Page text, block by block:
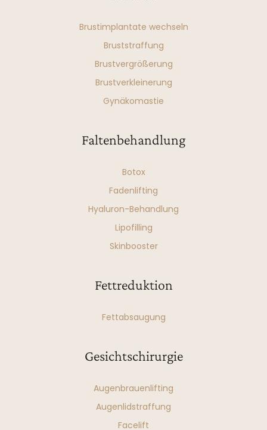
Brustimplantate wechseln
Bruststraffung
Brustvergrößerung
Brustverkleinerung
Gynäkomastie
Faltenbehandlung
Botox
Fadenlifting
Hyaluron-Behandlung
Lipofilling
Skinbooster
Fettreduktion
Fettabsaugung
Gesichtschirurgie
Augenbrauenlifting
Augenlidstraffung
Facelift